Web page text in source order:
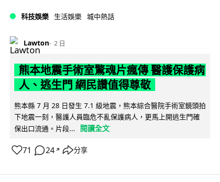
科技娛樂 生活娛樂 城中熱話
Lawton 2 日
熊本地震手術室驚魂片瘋傳 醫護保護病
人、逃生門 網民讚值得尊敬
熊本縣 7 月 28 日發生 7.1 級地震，熊本綜合醫院手術室鏡頭拍
下地震一刻，醫護人員臨危不亂保護病人，更馬上開逃生門確
保出口流通。片段...
閱讀全文
71 24 ↗ 分享